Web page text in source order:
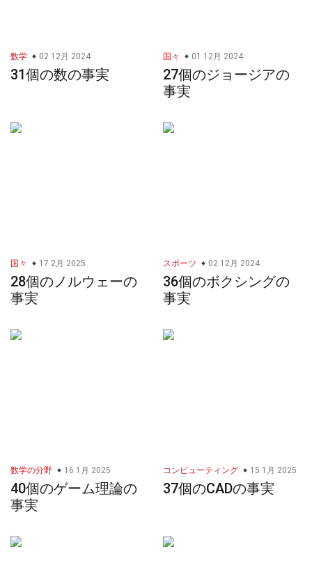
数学 02 12月 2024
31個の数の事実
国々 01 12月 2024
27個のジョージアの
事実
国々 17 2月 2025
28個のノルウェーの
事実
スポーツ 02 12月 2024
36個のボクシングの
事実
数学の分野 16 1月 2025
40個のゲーム理論の
事実
コンピューティング 15 1月 2025
37個のCADの事実